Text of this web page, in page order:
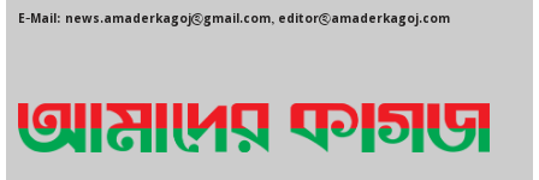
করা হবে : পররাষ্ট্র প্রতিমন্ত্রী
E-Mail: news.amaderkagoj@gmail.com, editor@amaderkagoj.com